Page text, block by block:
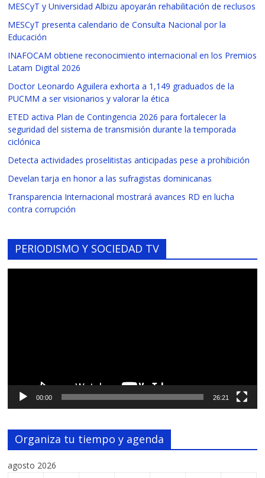
MESCyT y Universidad Albizu apoyarán rehabilitación de reclusos
MESCyT presenta calendario de Consulta Nacional por la
Educación
INAFOCAM obtiene reconocimiento internacional en los Premios
Latam Digital 2026
Doctor Leonardo Aguilera exhorta a 1,149 graduados de la
PUCMM a ser visionarios y valorar la ética
ETED activa Plan de Contingencia 2026 para fortalecer la
seguridad del sistema de transmisión durante la temporada
ciclónica
Detecta actividades proselitistas anticipadas pese a prohibición
Develan tarja en honor a las sufragistas dominicanas
Transparencia Internacional mostrará avances RD en lucha
contra corrupción
PERIODISMO Y SOCIEDAD TV
00:00 26:21
Organiza tu tiempo y agenda
agosto 2026